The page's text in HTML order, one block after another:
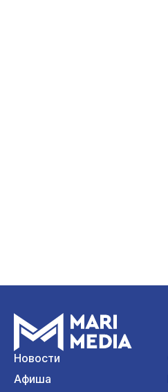
Новости
Афиша